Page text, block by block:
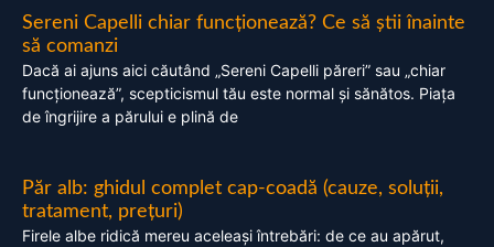
Sereni Capelli chiar funcționează? Ce să știi înainte
să comanzi
Dacă ai ajuns aici căutând „Sereni Capelli păreri” sau „chiar
funcționează”, scepticismul tău este normal și sănătos. Piața
de îngrijire a părului e plină de
Păr alb: ghidul complet cap-coadă (cauze, soluții,
tratament, prețuri)
Firele albe ridică mereu aceleași întrebări: de ce au apărut,